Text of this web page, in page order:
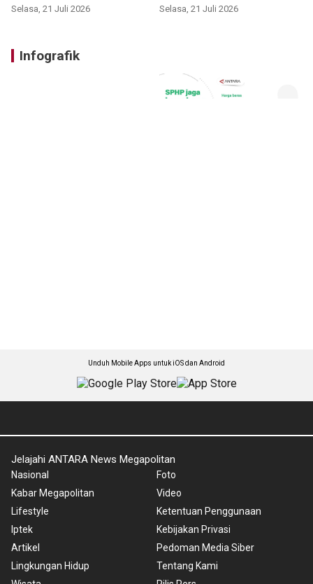
Selasa, 21 Juli 2026 Selasa, 21 Juli 2026
Infografik
Unduh Mobile Apps untuk iOS dan Android
Jelajahi ANTARA News Megapolitan
Nasional
Kabar Megapolitan
Lifestyle
Iptek
Artikel
Lingkungan Hidup
Foto
Video
Ketentuan Penggunaan
Kebijakan Privasi
Pedoman Media Siber
Tentang Kami